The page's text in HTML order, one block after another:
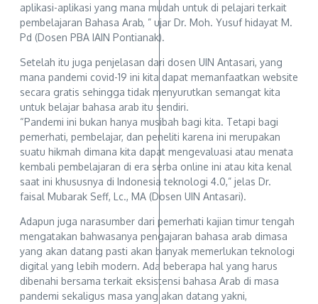
aplikasi-aplikasi yang mana mudah untuk di pelajari terkait
pembelajaran Bahasa Arab, ” ujar Dr. Moh. Yusuf hidayat M.
Pd (Dosen PBA IAIN Pontianak).
Setelah itu juga penjelasan dari dosen UIN Antasari, yang
mana pandemi covid-19 ini kita dapat memanfaatkan website
secara gratis sehingga tidak menyurutkan semangat kita
untuk belajar bahasa arab itu sendiri.
“Pandemi ini bukan hanya musibah bagi kita. Tetapi bagi
pemerhati, pembelajar, dan peneliti karena ini merupakan
suatu hikmah dimana kita dapat mengevaluasi atau menata
kembali pembelajaran di era serba online ini atau kita kenal
saat ini khususnya di Indonesia teknologi 4.0,” jelas Dr.
faisal Mubarak Seff, Lc., MA (Dosen UIN Antasari).
Adapun juga narasumber dari pemerhati kajian timur tengah
mengatakan bahwasanya pengajaran bahasa arab dimasa
yang akan datang pasti akan banyak memerlukan teknologi
digital yang lebih modern. Ada beberapa hal yang harus
dibenahi bersama terkait eksistensi bahasa Arab di masa
pandemi sekaligus masa yang akan datang yakni,